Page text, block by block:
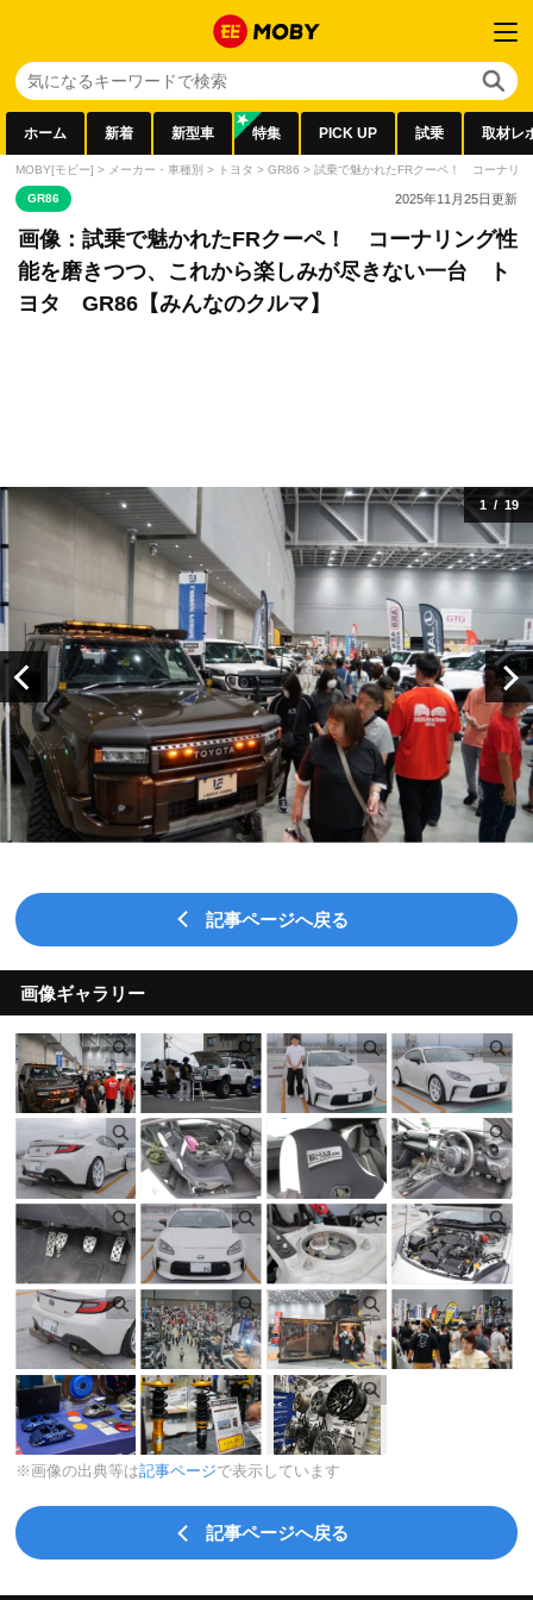
ホーム 新着 新型車 特集 PICK UP 試乗 取材レ
MOBY[モビー] > メーカー・車種別 > トヨタ > GR86 > 試乗で魅かれたFRクーペ！ コーナリ
GR86 2025年11月25日更新
画像：試乗で魅かれたFRクーペ！ コーナリング性
能を磨きつつ、これから楽しみが尽きない一台 ト
ヨタ GR86【みんなのクルマ】
1/ 19
記事ページへ戻る
画像ギャラリー
※画像の出典等は記事ページで表示しています
記事ページへ戻る